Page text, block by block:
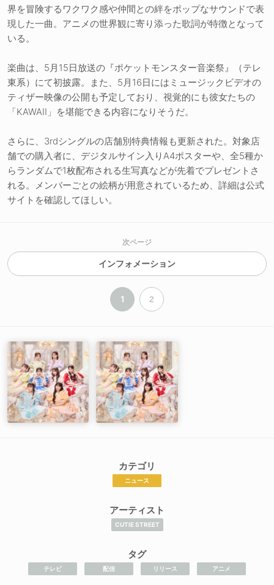
界を冒険するワクワク感や仲間との絆をポップなサウンドで表
現した一曲。アニメの世界観に寄り添った歌詞が特徴となって
いる。
楽曲は、5月15日放送の『ポケットモンスター音楽祭』（テレ
東系）にて初披露。また、5月16日にはミュージックビデオの
ティザー映像の公開も予定しており、視覚的にも彼女たちの
「KAWAII」を堪能できる内容になりそうだ。
さらに、3rdシングルの店舗別特典情報も更新された。対象店
舗での購入者に、デジタルサイン入りA4ポスターや、全5種か
らランダムで1枚配布される生写真などが先着でプレゼントさ
れる。メンバーごとの絵柄が用意されているため、詳細は公式
サイトを確認してほしい。
次ページ
インフォメーション
1 2
カテゴリ
ニュース
アーティスト
CUTIE STREET
タグ
テレビ 配信 リリース アニメ